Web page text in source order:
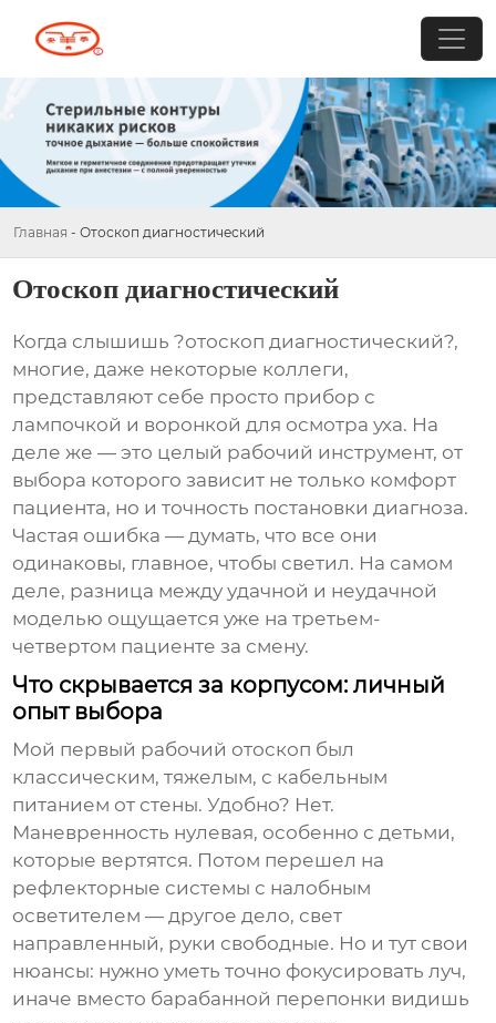
Главная - Отоскоп диагностический
Отоскоп диагностический
Когда слышишь ?отоскоп диагностический?,
многие, даже некоторые коллеги,
представляют себе просто прибор с
лампочкой и воронкой для осмотра уха. На
деле же — это целый рабочий инструмент, от
выбора которого зависит не только комфорт
пациента, но и точность постановки диагноза.
Частая ошибка — думать, что все они
одинаковы, главное, чтобы светил. На самом
деле, разница между удачной и неудачной
моделью ощущается уже на третьем-
четвертом пациенте за смену.
Что скрывается за корпусом: личный
опыт выбора
Мой первый рабочий отоскоп был
классическим, тяжелым, с кабельным
питанием от стены. Удобно? Нет.
Маневренность нулевая, особенно с детьми,
которые вертятся. Потом перешел на
рефлекторные системы с налобным
осветителем — другое дело, свет
направленный, руки свободные. Но и тут свои
нюансы: нужно уметь точно фокусировать луч,
иначе вместо барабанной перепонки видишь